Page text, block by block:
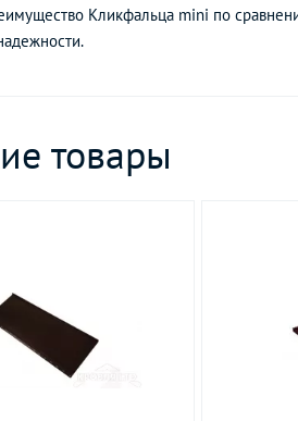
Кликфальца mini по
товары